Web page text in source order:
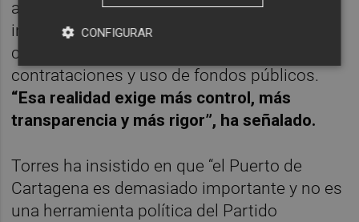
actualmente a dos expresidentes
investigados en una causa por presunta
corrupción relacionada con adjudicaciones,
contrataciones y uso de fondos públicos.
“Esa realidad exige más control, más
transparencia y más rigor”, ha señalado.
Torres ha insistido en que “el Puerto de
Cartagena es demasiado importante y no es
una herramienta política del Partido
CONFIGURAR